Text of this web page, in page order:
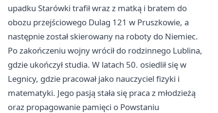
upadku Starówki trafił wraz z matką i bratem do
obozu przejściowego Dulag 121 w Pruszkowie, a
następnie został skierowany na roboty do Niemiec.
Po zakończeniu wojny wrócił do rodzinnego Lublina,
gdzie ukończył studia. W latach 50. osiedlił się w
Legnicy, gdzie pracował jako nauczyciel fizyki i
matematyki. Jego pasją stała się praca z młodzieżą
oraz propagowanie pamięci o Powstaniu